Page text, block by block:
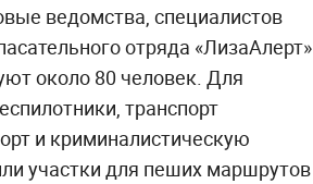
ведомства, специалистов
отряда «ЛизаАлерт»
около 80 человек. Для
транспорт
и криминалистическую
участки для пеших маршрутов